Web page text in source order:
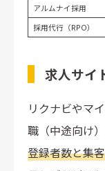
アルムナイ採用
採用代行（RPO）
求人サイ
リクナビやマ
職（中途向け
登録者数と集